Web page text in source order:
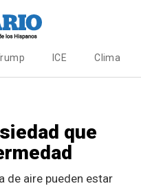
ICE Clima
que
de aire pueden estar